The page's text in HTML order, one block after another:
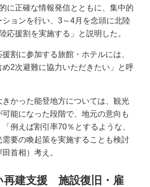
に正確な情報発信とともに、集中的
ションを行い、3～4月を念頭に北陸
応援割を実施する」と説明した。
割に参加する旅館・ホテルには、
2次避難に協力いただきたい」と呼
かった能登地方については、観光
能になった段階で、地元の意向も
例えば割引率70％とするような、
需要の喚起策を実施することも検討
首相）考え。
再建支援 施設復旧・雇